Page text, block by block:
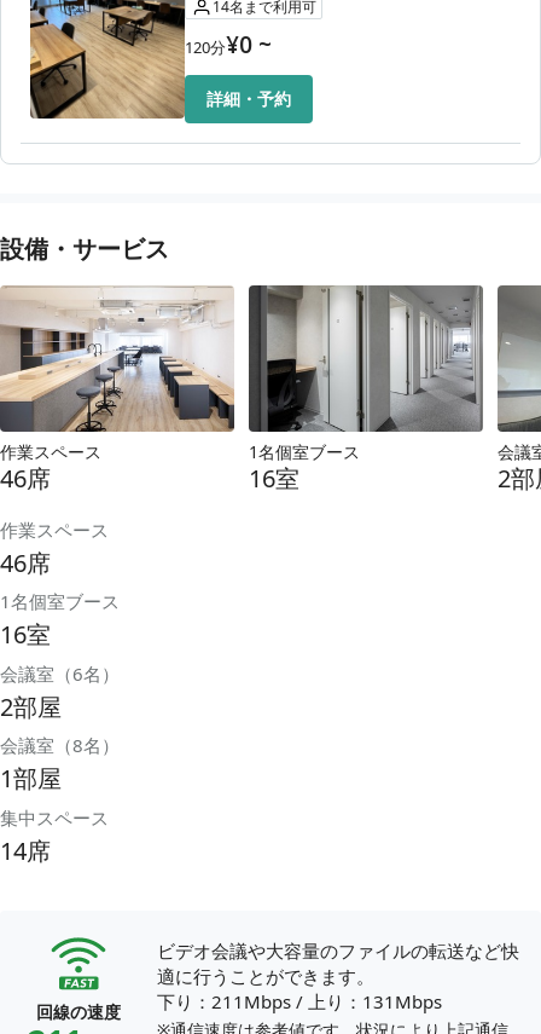
14名 まで利用可
120分¥0 ~
詳細・予約
設備・サービス
作業スペース
46席
1名個室ブース
16室
会議
2
作業スペース
46席
1名個室ブース
16室
会議室（6名）
2部屋
会議室（8名）
1部屋
集中スペース
14席
回線の速度
ビデオ会議や大容量のファイルの転送など快
適に行うことができます。
下り：211Mbps / 上り：131Mbps